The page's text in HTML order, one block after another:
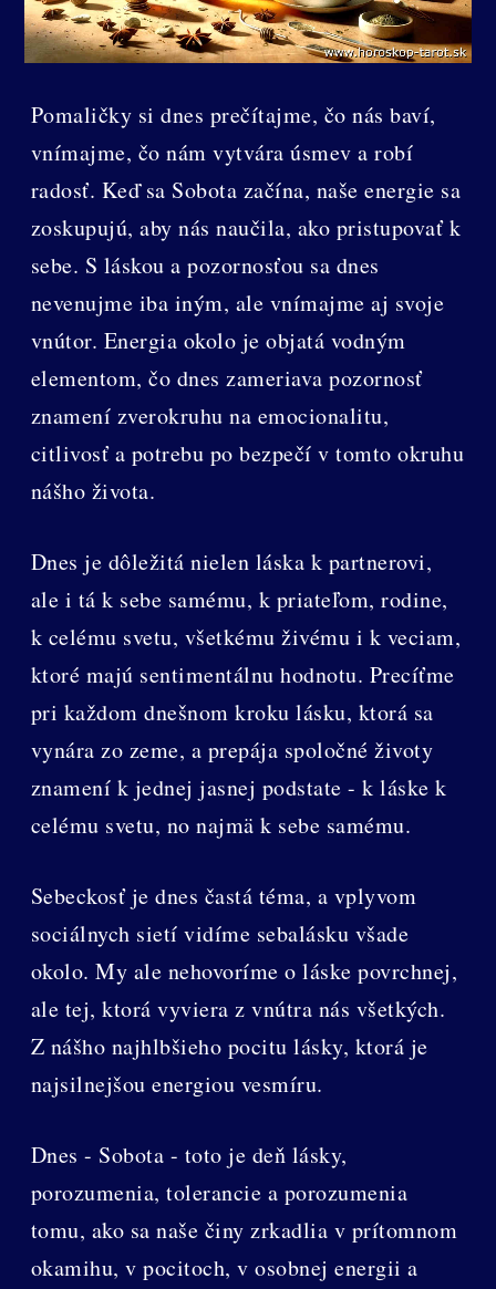
Pomaličky si dnes prečítajme, čo nás baví,
vnímajme, čo nám vytvára úsmev a robí
radosť. Keď sa Sobota začína, naše energie sa
zoskupujú, aby nás naučila, ako pristupovať k
sebe. S láskou a pozornosťou sa dnes
nevenujme iba iným, ale vnímajme aj svoje
vnútor. Energia okolo je objatá vodným
elementom, čo dnes zameriava pozornosť
znamení zverokruhu na emocionalitu,
citlivosť a potrebu po bezpečí v tomto okruhu
nášho života.
Dnes je dôležitá nielen láska k partnerovi,
ale i tá k sebe samému, k priateľom, rodine,
k celému svetu, všetkému živému i k veciam,
ktoré majú sentimentálnu hodnotu. Precíťme
pri každom dnešnom kroku lásku, ktorá sa
vynára zo zeme, a prepája spoločné životy
znamení k jednej jasnej podstate - k láske k
celému svetu, no najmä k sebe samému.
Sebeckosť je dnes častá téma, a vplyvom
sociálnych sietí vidíme sebalásku všade
okolo. My ale nehovoríme o láske povrchnej,
ale tej, ktorá vyviera z vnútra nás všetkých.
Z nášho najhlbšieho pocitu lásky, ktorá je
najsilnejšou energiou vesmíru.
Dnes - Sobota - toto je deň lásky,
porozumenia, tolerancie a porozumenia
tomu, ako sa naše činy zrkadlia v prítomnom
okamihu, v pocitoch, v osobnej energii a